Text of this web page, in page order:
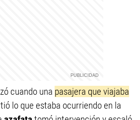
cuando una pasajera que viajaba
lo que estaba ocurriendo en la